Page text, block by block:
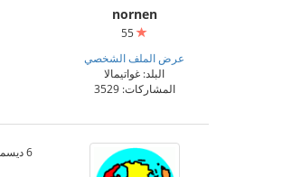
nornen
عرض الملف الشخصي
البلد: غواتيمالا
المشاركات: 3529
6 ديسمبر، 2017 4:49:20 م